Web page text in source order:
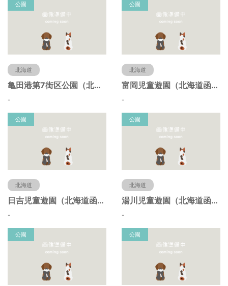
公園
北海道
亀田港第7街区公園（北海道函館市）
-
公園
北海道
富岡児童遊園（北海道函館市）
-
公園
北海道
日吉児童遊園（北海道函館市）
-
公園
北海道
湯川児童遊園（北海道函館市）
-
公園 公園